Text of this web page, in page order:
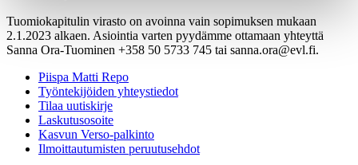
Tuomiokapitulin virasto on avoinna vain sopimuksen mukaan
2.1.2023 alkaen. Asiointia varten pyydämme ottamaan yhteyttä
Sanna Ora-Tuominen +358 50 5733 745 tai sanna.ora@evl.fi.
Piispa Matti Repo
Työntekijöiden yhteystiedot
Tilaa uutiskirje
Laskutusosoite
Kasvun Verso-palkinto
Ilmoittautumisten peruutusehdot